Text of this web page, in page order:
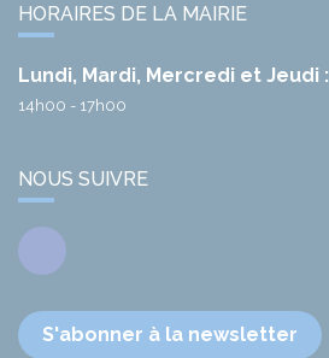
HORAIRES DE LA MAIRIE
Lundi, Mardi, Mercredi et Jeudi :
14h00 - 17h00
NOUS SUIVRE
Facebook
S'abonner à la newsletter